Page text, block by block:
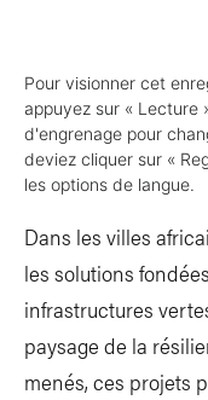
Pour visionner cet
appuyez sur « Lecture
d'engrenage pour
deviez cliquer sur «
les options de langue.
Dans les villes
les solutions
infrastructures
paysage de la
menés, ces projets